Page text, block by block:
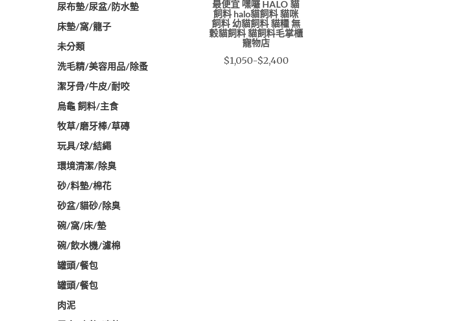
尿布墊/尿盆/防水墊
️床墊/窩/籠子
未分類
洗毛精/美容用品/除蚤
潔牙骨/牛皮/耐咬
烏龜 飼料/主食
牧草/磨牙棒/草磚
玩具/球/結繩
環境清潔/除臭
砂/料墊/棉花
砂盆/貓砂/除臭
碗/窩/床/墊
碗/飲水機/濾棉
罐頭/餐包
罐頭/餐包
肉泥
最便宜 嘿囉 HALO 貓
飼料 halo貓飼料 貓咪
飼料 幼貓飼料 貓糧 無
穀貓飼料 貓飼料毛掌櫃
寵物店
$1,050-$2,400